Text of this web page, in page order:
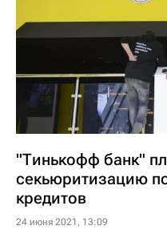
"Тинькофф банк"
секьюритизацию
кредитов
24 июня 2021, 13:09